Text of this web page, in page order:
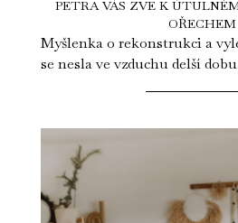
PETRA VÁS ZVE K
OŘECHEM
Myšlenka o rekonstrukci a
se nesla ve vzduchu delší